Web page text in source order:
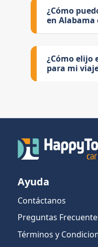
¿Cómo
en Alabama
¿Cómo elijo
para mi
Ayuda
Contáctanos
Preguntas
Términos y